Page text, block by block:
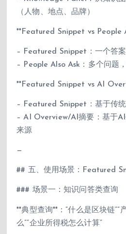
（人物、地点、品牌）
**Featured Snippet vs People
– Featured Snippet：一个答
– People Also Ask：多个问题
**Featured Snippet vs AI
– Featured Snippet：基于传
– AI Overview/AI摘要：基于
来源
—
## 五、使用场景：Featured
### 场景一：知识问答类查询
**典型查询**：”什么是区块链””
么””企业所得税怎么计算”